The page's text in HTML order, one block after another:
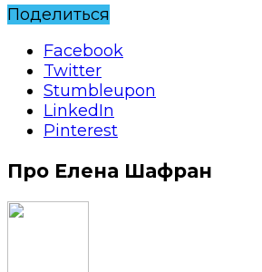
Поделиться
Facebook
Twitter
Stumbleupon
LinkedIn
Pinterest
Про Елена Шафран